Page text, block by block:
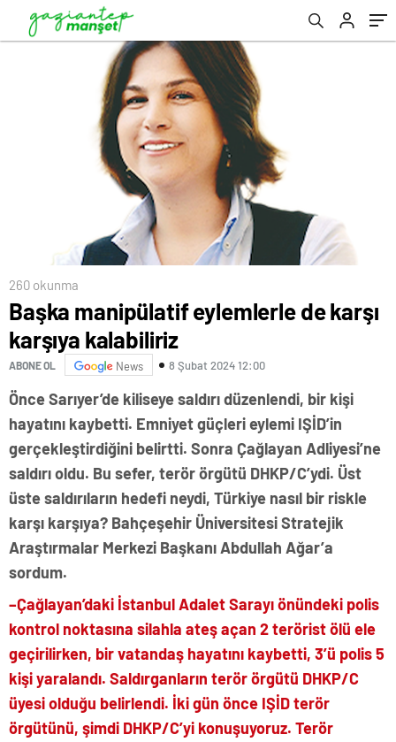
260 okunma
Başka manipülatif eylemlerle de karşı
karşıya kalabiliriz
ABONE OL News 8 Şubat 2024 12:00
Önce Sarıyer’de kiliseye saldırı düzenlendi, bir kişi
hayatını kaybetti. Emniyet güçleri eylemi IŞİD’in
gerçekleştirdiğini belirtti. Sonra Çağlayan Adliyesi’ne
saldırı oldu. Bu sefer, terör örgütü DHKP/C’ydi. Üst
üste saldırıların hedefi neydi, Türkiye nasıl bir riskle
karşı karşıya? Bahçeşehir Üniversitesi Stratejik
Araştırmalar Merkezi Başkanı Abdullah Ağar’a
sordum.
–Çağlayan’daki İstanbul Adalet Sarayı önündeki polis
kontrol noktasına silahla ateş açan 2 terörist ölü ele
geçirilirken, bir vatandaş hayatını kaybetti, 3’ü polis 5
kişi yaralandı. Saldırganların terör örgütü DHKP/C
üyesi olduğu belirlendi. İki gün önce IŞİD terör
örgütünü, şimdi DHKP/C’yi konuşuyoruz. Terör